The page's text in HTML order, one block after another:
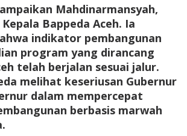
Mahdinarmansyah,
Bappeda Aceh. Ia
indikator pembangunan
program yang dirancang
telah berjalan sesuai jalur.
melihat keseriusan Gubernur
dalam mempercepat
berbasis marwah